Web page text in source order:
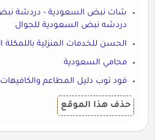
شات نبض السعودية - دردشة
دردشه نبض السعودية للجوال
الحسن للخدمات المنزلية باللمكلة
محامي السعودية
فود توب دليل المطاعم
حذف هذا الموقع